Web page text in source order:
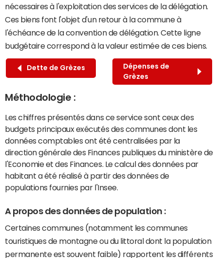
nécessaires à l'exploitation des services de la délégation.
Ces biens font l'objet d'un retour à la commune à
l'échéance de la convention de délégation. Cette ligne
budgétaire correspond à la valeur estimée de ces biens.
Dette de Grèzes
Dépenses de
Grèzes
Méthodologie :
Les chiffres présentés dans ce service sont ceux des
budgets principaux exécutés des communes dont les
données comptables ont été centralisées par la
direction générale des Finances publiques du ministère de
l'Economie et des Finances. Le calcul des données par
habitant a été réalisé à partir des données de
populations fournies par l'Insee.
A propos des données de population :
Certaines communes (notamment les communes
touristiques de montagne ou du littoral dont la population
permanente est souvent faible) rapportent les différents